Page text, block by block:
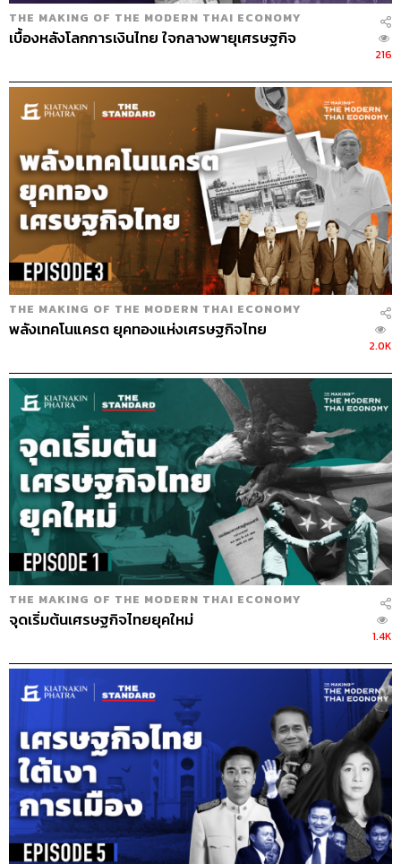
THE MAKING OF THE MODERN THAI ECONOMY
เบื้องหลังโลกการเงินไทย ใจกลางพายุเศรษฐกิจ
216
THE MAKING OF THE MODERN THAI ECONOMY
พลังเทคโนแครต ยุคทองแห่งเศรษฐกิจไทย
2.0K
THE MAKING OF THE MODERN THAI ECONOMY
จุดเริ่มต้นเศรษฐกิจไทยยุคใหม่
1.4K